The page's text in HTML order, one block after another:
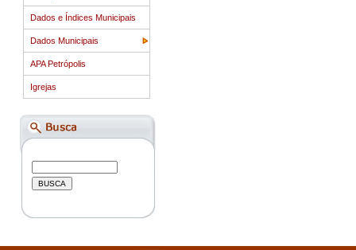
Dados e Índices Municipais
Dados Municipais
APA Petrópolis
Igrejas